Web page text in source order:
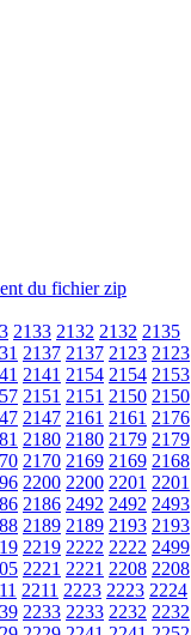
2133 2132 2132 2135
2137 2137 2123 2123
2141 2154 2154 2153
2151 2151 2150 2150
2147 2161 2161 2176
2180 2180 2179 2179
2170 2169 2169 2168
2200 2200 2201 2201
2186 2492 2492 2493
2189 2189 2193 2193
2219 2222 2222 2499
2221 2221 2208 2208
2211 2223 2223 2224
2233 2233 2232 2232